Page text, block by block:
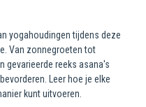
yogahoudingen tijdens deze
Van zonnegroeten tot
gevarieerde reeks asana's
Leer hoe je elke
kunt uitvoeren.